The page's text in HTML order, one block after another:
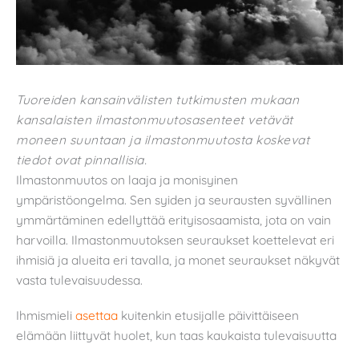
Tuoreiden kansainvälisten tutkimusten mukaan
kansalaisten ilmastonmuutosasenteet vetävät
moneen suuntaan ja ilmastonmuutosta koskevat
tiedot ovat pinnallisia.
Ilmastonmuutos on laaja ja monisyinen
ympäristöongelma. Sen syiden ja seurausten syvällinen
ymmärtäminen edellyttää erityisosaamista, jota on vain
harvoilla. Ilmastonmuutoksen seuraukset koettelevat eri
ihmisiä ja alueita eri tavalla, ja monet seuraukset näkyvät
vasta tulevaisuudessa.
Ihmismieli asettaa kuitenkin etusijalle päivittäiseen
elämään liittyvät huolet, kun taas kaukaista tulevaisuutta